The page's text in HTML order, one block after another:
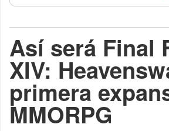
Así será Final
XIV:
primera
MMORPG